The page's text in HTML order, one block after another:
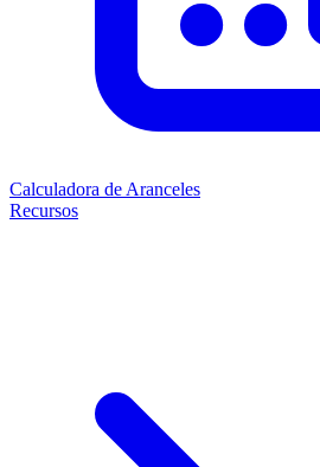
Calculadora de Aranceles
Recursos